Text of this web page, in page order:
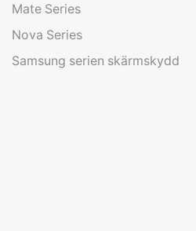
Mate Series
Nova Series
Samsung serien skärmskydd